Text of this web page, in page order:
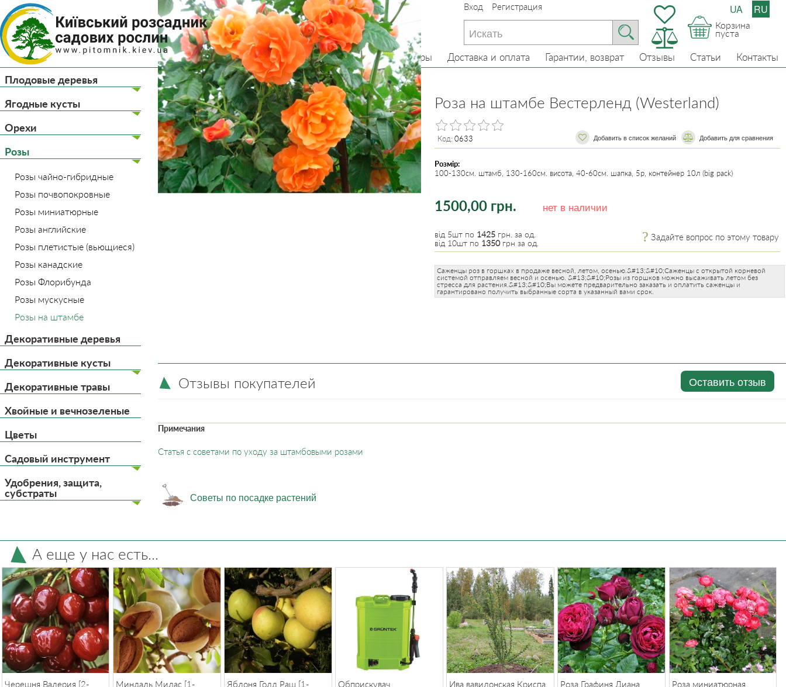
(044) 233-22-13
(097) 233-22-13
(093) 233-22-13
(099) 233-22-13
Вход Регистрация
Корзина
пуста
UA RU
Главная О нас Товары Доставка и оплата Гарантии, возврат Отзывы Статьи Контакты
Плодовые деревья
Ягодные кусты
Орехи
Розы
Розы чайно-гибридные
Розы почвопокровные
Розы миниатюрные
Розы английские
Розы плетистые (вьющиеся)
Розы канадские
Розы Флорибунда
Розы мускусные
Розы на штамбе
Декоративные деревья
Декоративные кусты
Декоративные травы
Хвойные и вечнозеленые
Цветы
Садовый инструмент
Удобрения, защита,
субстраты
Главная Розы Розы на штамбе
Роза на штамбе Вестерленд (Westerland)
Код: 0633
1500,00 грн.
Добавить в список желаний ​​Добавить для сравнения
Розмір:
100-130см. штамб, 130-160см. висота, 40-60см. шапка, 5р, контейнер 10л (big pack)
нет в наличии
від 5шт по 1425 грн. за од.
від 10шт по 1350грн за од.
Задайте вопрос по этому товару
Саженцы роз в горшках в продаже весной, летом, осенью.&#13;&#10;Саженцы с открытой корневой
системой отправляем весной и осенью. &#13;&#10;Розы из горшков можно высаживать летом без
стресса для растения.&#13;&#10;Вы можете предварительно заказать и оплатить саженцы и
гарантировано получить выбранные сорта в указанный вами срок.
Оставить отзыв
Отзывы покупателей
Примечания
Статья с советами по уходу за штамбовыми розами
Советы по посадке растений
А еще у нас есть...
Черешня Валерия [2-
Миндаль Милас [1-
Яблоня Голд Раш [1-
Обприскувач
Ива вавилонская Криспа
Роза Графиня Диана
Роза миниатюрная